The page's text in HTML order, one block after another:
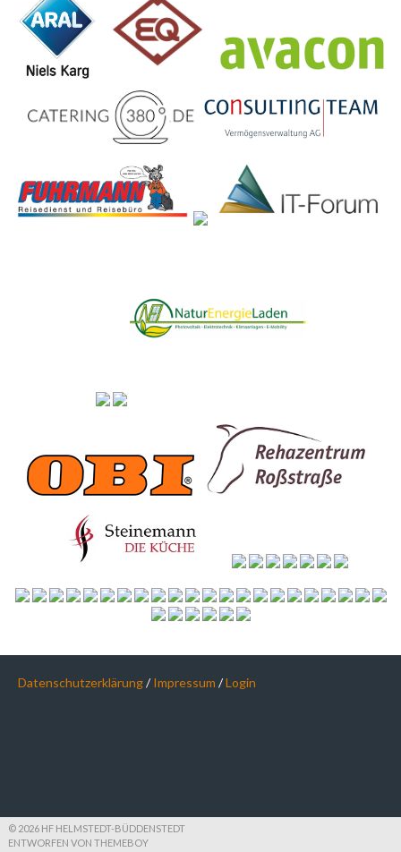
Datenschutzerklärung/Impressum /Login
© 2026 HF HELMSTEDT-BÜDDENSTEDT
ENTWORFEN VON THEMEBOY